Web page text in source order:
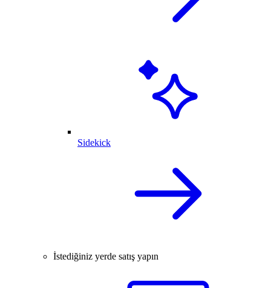
Sidekick
İstediğiniz yerde satış yapın